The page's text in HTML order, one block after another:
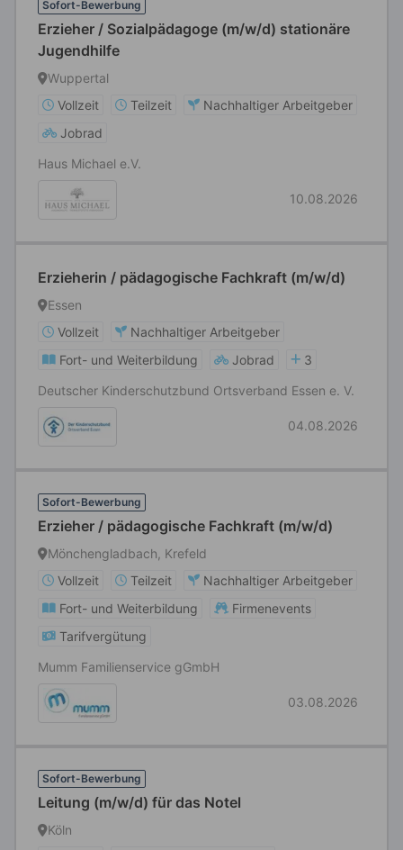
Sofort-Bewerbung
Erzieher / Sozialpädagoge (m/w/d) stationäre
Jugendhilfe
Wuppertal
Vollzeit
Teilzeit
Nachhaltiger Arbeitgeber
Jobrad
Haus Michael e.V.
10.08.2026
Erzieherin / pädagogische Fachkraft (m/w/d)
Essen
Vollzeit
Nachhaltiger Arbeitgeber
Fort- und Weiterbildung
Jobrad
3
Deutscher Kinderschutzbund Ortsverband Essen e. V.
04.08.2026
Sofort-Bewerbung
Erzieher / pädagogische Fachkraft (m/w/d)
Mönchengladbach, Krefeld
Vollzeit
Teilzeit
Nachhaltiger Arbeitgeber
Fort- und Weiterbildung
Firmenevents
Tarifvergütung
Mumm Familienservice gGmbH
03.08.2026
Sofort-Bewerbung
Leitung (m/w/d) für das Notel
Köln